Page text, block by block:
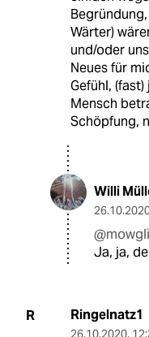
Wärter)
und/oder
Neues für
Gefühl,
Mensch
Schöpfung,
Willi
Ja, ja,
R Ringelnatz1
26.10.2020,